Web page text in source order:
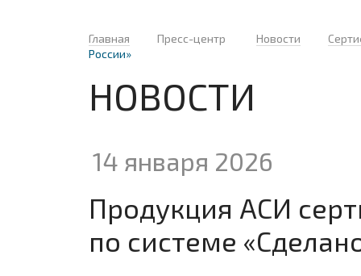
Главная Пресс-центр Новости
России»
НОВОСТИ
14 января 2026
Продукция АСИ
по системе